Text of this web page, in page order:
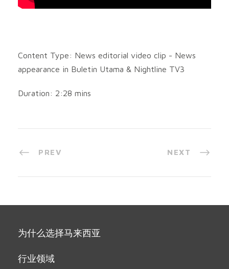
Content Type: News editorial video clip - News
appearance in Buletin Utama & Nightline TV3
Duration: 2:28 mins
PREV NEXT
为什么选择马来西亚
行业领域